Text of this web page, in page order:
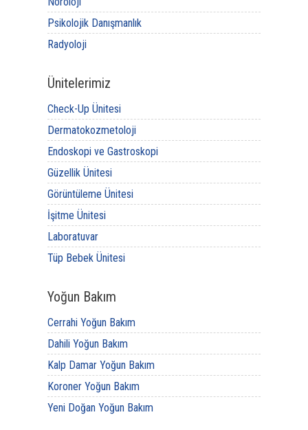
Psikolojik Danışmanlık
Radyoloji
Ünitelerimiz
Check-Up Ünitesi
Dermatokozmetoloji
Endoskopi ve Gastroskopi
Güzellik Ünitesi
Görüntüleme Ünitesi
İşitme Ünitesi
Laboratuvar
Tüp Bebek Ünitesi
Yoğun Bakım
Cerrahi Yoğun Bakım
Dahili Yoğun Bakım
Kalp Damar Yoğun Bakım
Koroner Yoğun Bakım
Yeni Doğan Yoğun Bakım